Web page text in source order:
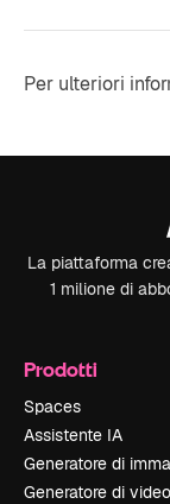
Per ulteriori
La piattaforma
1 milione di
Prodotti
Spaces
Assistente IA
Generatore di
Generatore di